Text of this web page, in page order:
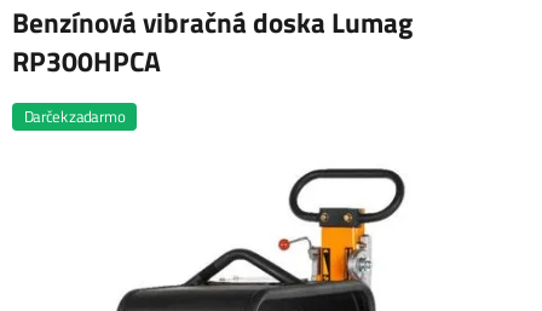
Benzínová vibračná doska Lumag
RP300HPCA
Darček zadarmo